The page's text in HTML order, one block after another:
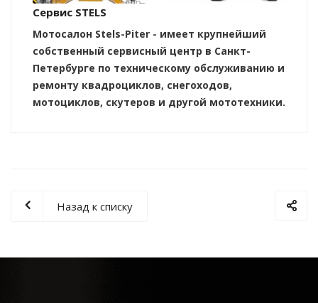
Сервис STELS
Мотосалон Stels-Piter - имеет крупнейший
собственный сервисный центр в Санкт-
Петербурге по техническому обслуживанию и
ремонту квадроциклов, снегоходов,
мотоциклов, скутеров и другой мототехники.
Назад к списку